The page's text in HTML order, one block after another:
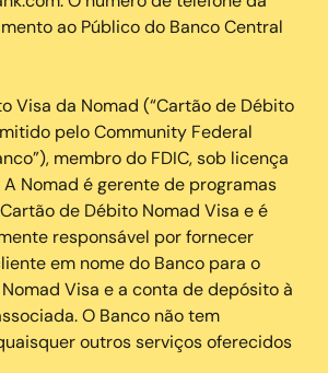
ao Público do Banco Central
Visa da Nomad (“Cartão de Débito
pelo Community Federal
membro do FDIC, sob licença
A Nomad é gerente de programas
de Débito Nomad Visa e é
responsável por fornecer
em nome do Banco para o
Visa e a conta de depósito à
O Banco não tem
outros serviços oferecidos